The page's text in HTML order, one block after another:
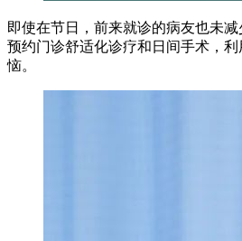
即使在节日，前来就诊的病友也未
预约门诊舒适化诊疗和日间手术，
恼。